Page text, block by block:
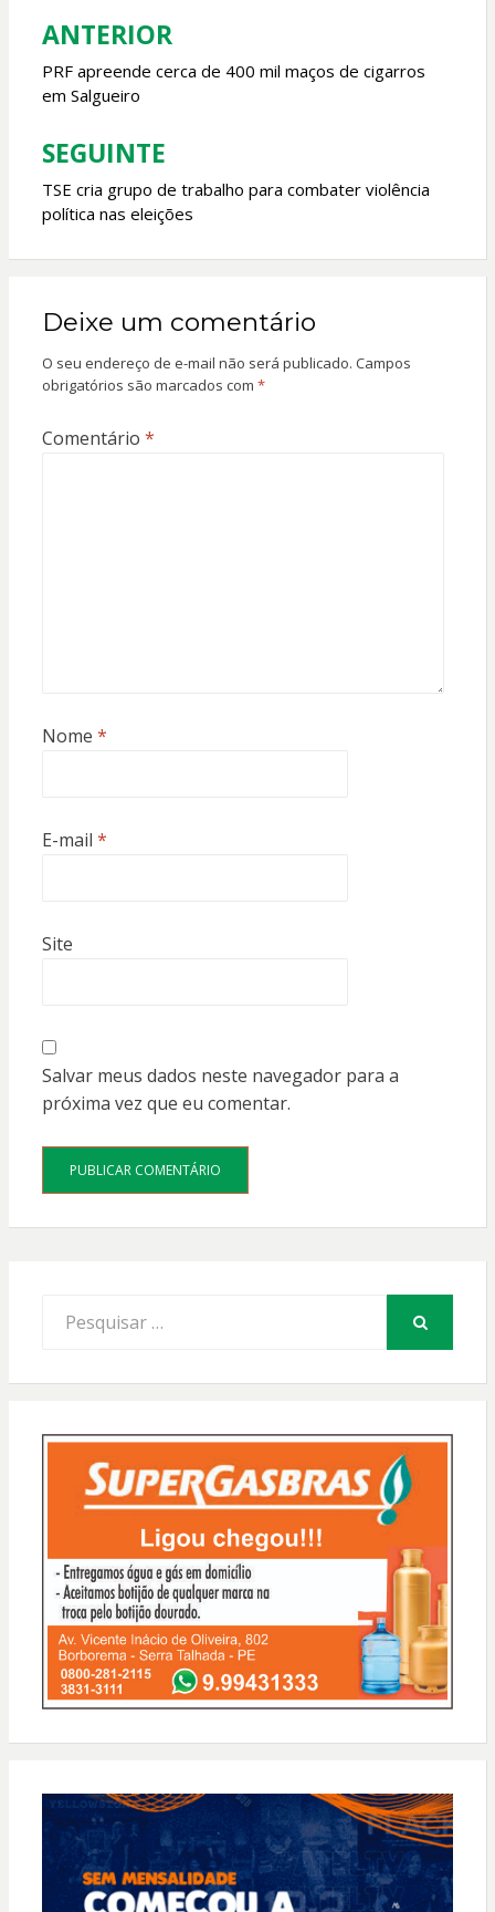
k p
Navegação
de
Post
ANTERIOR
PRF apreende cerca de 400 mil maços de cigarros
em Salgueiro
SEGUINTE
TSE cria grupo de trabalho para combater violência
política nas eleições
Deixe um comentário
O seu endereço de e-mail não será publicado. Campos
obrigatórios são marcados com *
Comentário *
Nome *
E-mail *
Site
Salvar meus dados neste navegador para a
próxima vez que eu comentar.
por: